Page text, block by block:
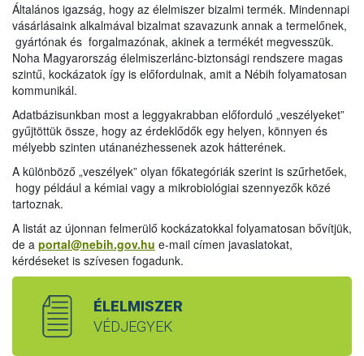
Általános igazság, hogy az élelmiszer bizalmi termék. Mindennapi
vásárlásaink alkalmával bizalmat szavazunk annak a termelőnek,
gyártónak és forgalmazónak, akinek a termékét megvesszük.
Noha Magyarország élelmiszerlánc-biztonsági rendszere magas
szintű, kockázatok így is előfordulnak, amit a Nébih folyamatosan
kommunikál.
Adatbázisunkban most a leggyakrabban előforduló „veszélyeket”
gyűjtöttük össze, hogy az érdeklődők egy helyen, könnyen és
mélyebb szinten utánanézhessenek azok hátterének.
A különböző „veszélyek” olyan főkategóriák szerint is szűrhetőek,
hogy például a kémiai vagy a mikrobiológiai szennyezők közé
tartoznak.
A listát az újonnan felmerülő kockázatokkal folyamatosan bővítjük,
de a portal@nebih.gov.hu e-mail címen javaslatokat,
kérdéseket is szívesen fogadunk.
ÉLELMISZER
VÉDJEGYEK